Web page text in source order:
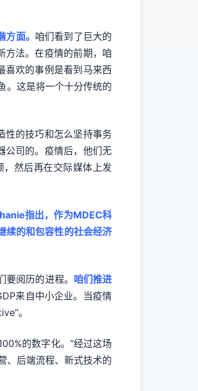
面。 咱们看到了巨大的
方法。在疫情的前期，咱
喜欢的事例是看到马来西
。这是将一个十分传统的
性的技巧和怎么坚持事务
公司的。疫情后，他们无
然后再在交际媒体上发
指出，作为MDEC科
续的和包容性的社会经济
阅历的进程。 咱们推进
来自中小企业。当疫情
。
的数字化。“经过这场
、后端流程、新式技术的